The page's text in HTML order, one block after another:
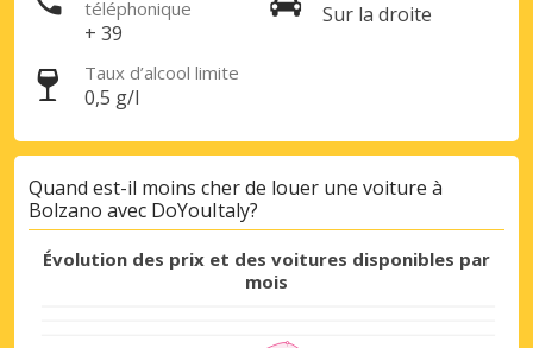
téléphonique
+ 39
Sur la droite
Taux d’alcool limite
0,5 g/l
Quand est-il moins cher de louer une voiture à
Bolzano avec DoYouItaly?
Évolution des prix et des voitures disponibles par
mois
Promotions spéciales
Accédez à toutes vos réservations en un
seul endroit
Se connecter avec eLink